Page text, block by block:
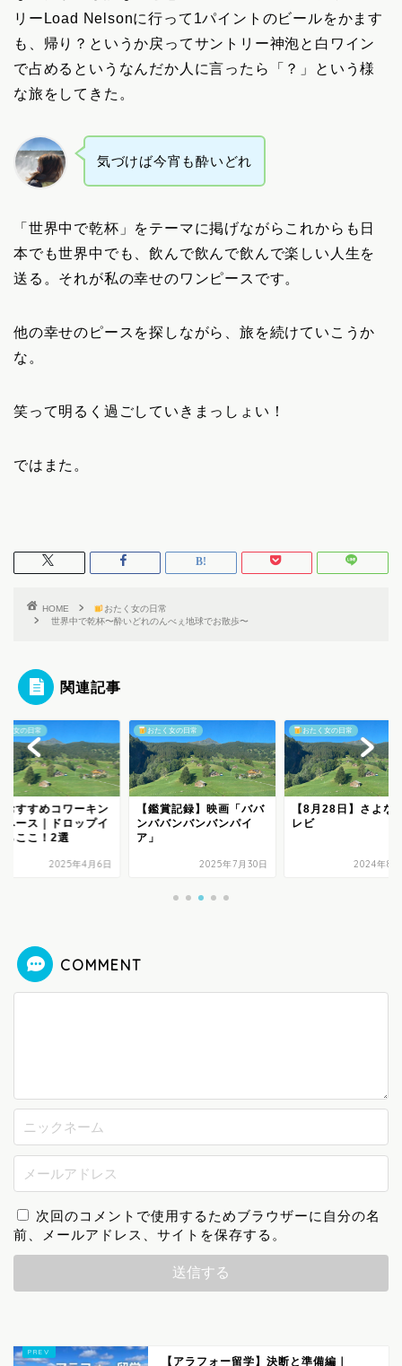
リーLoad Nelsonに行って1パイントのビールをかます
も、帰り？というか戻ってサントリー神泡と白ワイン
で占めるというなんだか人に言ったら「？」という様
な旅をしてきた。
気づけば今宵も酔いどれ
「世界中で乾杯」をテーマに掲げながらこれからも日
本でも世界中でも、飲んで飲んで飲んで楽しい人生を
送る。それが私の幸せのワンピースです。
他の幸せのピースを探しながら、旅を続けていこうか
な。
笑って明るく過ごしていきまっしょい！
ではまた。
HOME
おたく女の日常
世界中で乾杯〜酔いどれのんべぇ地球でお散歩〜
関連記事
く女の日常
おすすめコワーキン
ペース｜ドロップイ
らここ！2選
2025年4月6日
おたく女の日常
【鑑賞記録】映画「ババ
ンババンバンバンパイ
ア」
2025年7月30日
おたく女の日常
【8月28日】さよな
レビ
2024年8
COMMENT
次回のコメントで使用するためブラウザーに自分の名
前、メールアドレス、サイトを保存する。
【アラフォー留学】決断と準備編｜